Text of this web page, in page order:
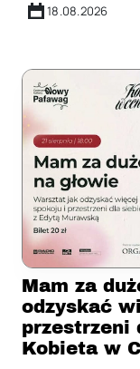
18.08.2026
Mam za
odzyskać
przestrzeni
Kobieta w